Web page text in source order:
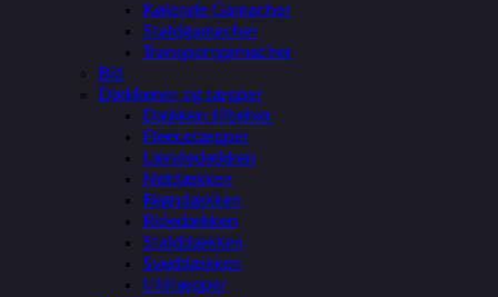
Kølende Gamacher
Staldgamacher
Transportgamacher
Bid
Dækkener og tæpper
Dækken tilbehør
Fleecetæpper
Lændedækken
Netdækken
Regndækken
Ridedækken
Stalddækken
Sveddækken
Uldtæpper